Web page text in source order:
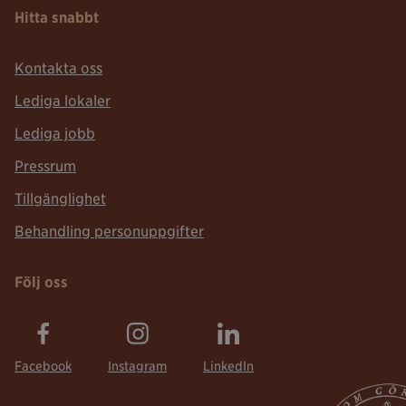
Hitta snabbt
Kontakta oss
Lediga lokaler
Lediga jobb
Pressrum
Tillgänglighet
Behandling personuppgifter
Följ oss
Facebook Instagram LinkedIn